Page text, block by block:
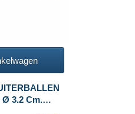
Ø 3.2 Cm.